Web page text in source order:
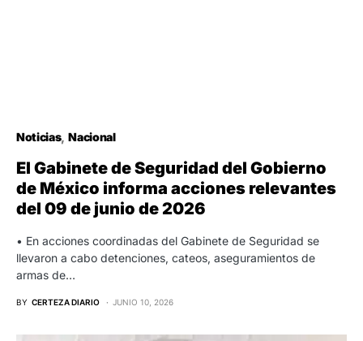
Noticias Nacional
El Gabinete de Seguridad del Gobierno
de México informa acciones relevantes
del 09 de junio de 2026
• En acciones coordinadas del Gabinete de Seguridad se
llevaron a cabo detenciones, cateos, aseguramientos de
armas de…
BY CERTEZA DIARIO JUNIO 10, 2026